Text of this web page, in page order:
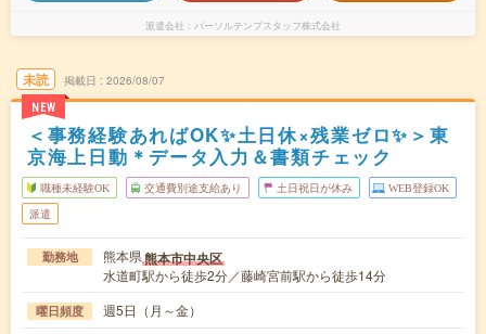
派遣会社 パーソルテンプスタッフ株式会社
未読
NEW
掲載日 2026/08/07
＜事務経験あればOK✨土日休×残業ゼロ✨＞東
京海上日動＊データ入力＆書類チェック
職種未経験OK 交通費別途支給あり 土日祝日が休み WEB登録OK
派遣
勤務地 熊本県熊本市中央区
水道町駅から徒歩2分／藤崎宮前駅から徒歩14分
曜日頻度 週5日（月～金）